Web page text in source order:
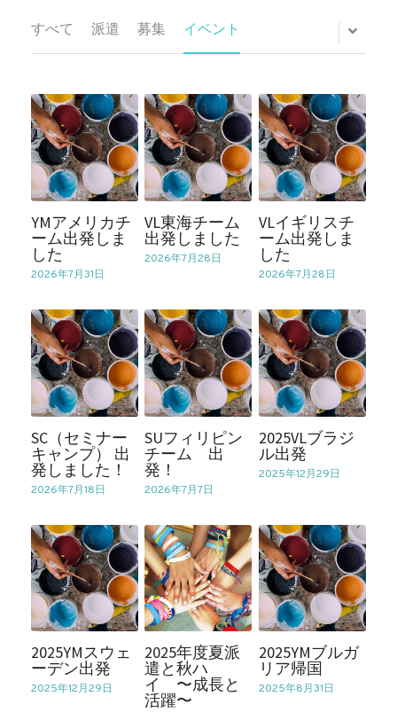
2026年度キッズ・ユース募集
及び参加申込
すべて 派遣 募集 イベント
YMアメリカチ
ーム出発しま
した
2026年7月31日
VL東海チーム
出発しました
2026年7月28日
VLイギリスチ
ーム出発しま
した
2026年7月28日
SC（セミナー
キャンプ） 出
発しました！
2026年7月18日
SUフィリピン
チーム 出
発！
2026年7月7日
2025VLブラジ
ル出発
2025年12月29日
2025YMスウェ
ーデン出発
2025年12月29日
2025年度夏派
遣と秋ハ
イ 〜成長と
活躍〜
2025YMブルガ
リア帰国
2025年8月31日